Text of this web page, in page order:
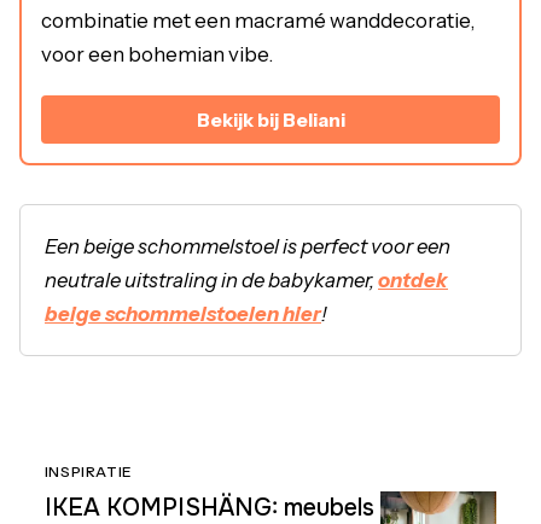
combinatie met een macramé wanddecoratie,
voor een bohemian vibe.
Bekijk bij Beliani
Een beige schommelstoel is perfect voor een
neutrale uitstraling in de babykamer, ontdek
beige schommelstoelen hier!
INSPIRATIE
IKEA KOMPISHÄNG: meubels